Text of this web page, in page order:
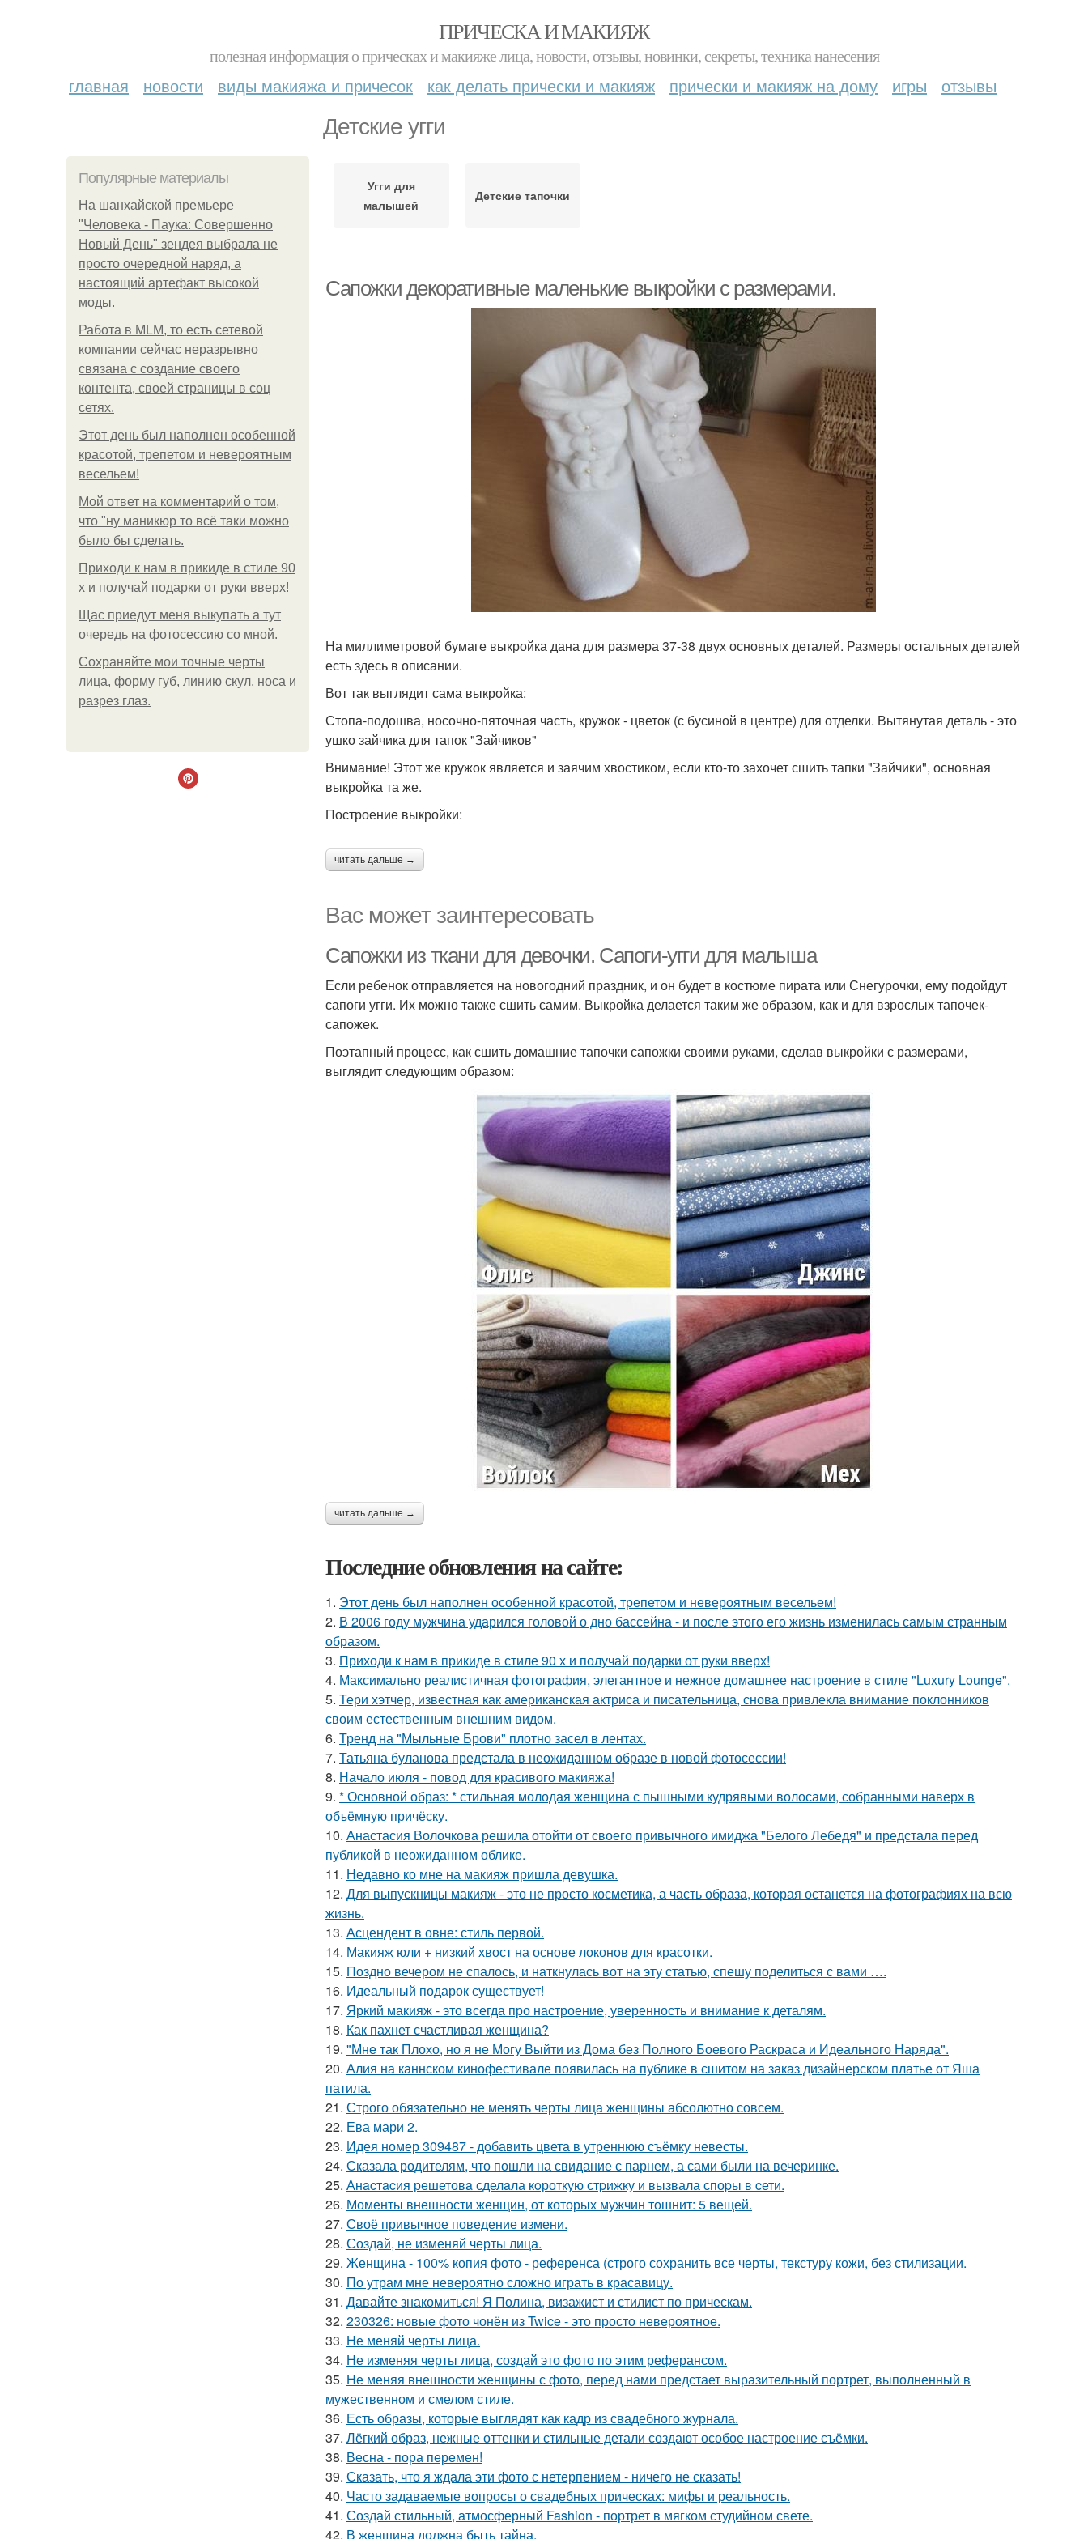
ПРИЧЕСКА И МАКИЯЖ
полезная информация о прическах и макияже лица, новости, отзывы, новинки, секреты, техника нанесения
главная новости виды макияжа и причесок как делать прически и макияж прически и макияж на дому игры отзывы
Детские угги
Популярные материалы
На шанхайской премьере
"Человека - Паука: Совершенно
Новый День" зендея выбрала не
просто очередной наряд, а
настоящий артефакт высокой
моды.
Работа в MLM, то есть сетевой
компании сейчас неразрывно
связана с создание своего
контента, своей страницы в соц
сетях.
Этот день был наполнен особенной
красотой, трепетом и невероятным
весельем!
Мой ответ на комментарий о том,
что "ну маникюр то всё таки можно
было бы сделать.
Приходи к нам в прикиде в стиле 90
х и получай подарки от руки вверх!
Щас приедут меня выкупать а тут
очередь на фотосессию со мной.
Сохраняйте мои точные черты
лица, форму губ, линию скул, носа и
разрез глаз.
Угги для
малышей
Детские тапочки
Сапожки декоративные маленькие выкройки с размерами.
На миллиметровой бумаге выкройка дана для размера 37-38 двух основных деталей. Размеры остальных деталей
есть здесь в описании.
Вот так выглядит сама выкройка:
Стопа-подошва, носочно-пяточная часть, кружок - цветок (с бусиной в центре) для отделки. Вытянутая деталь - это
ушко зайчика для тапок "Зайчиков"
Внимание! Этот же кружок является и заячим хвостиком, если кто-то захочет сшить тапки "Зайчики", основная
выкройка та же.
Построение выкройки:
читать дальше →
Вас может заинтересовать
Сапожки из ткани для девочки. Сапоги-угги для малыша
Если ребенок отправляется на новогодний праздник, и он будет в костюме пирата или Снегурочки, ему подойдут
сапоги угги. Их можно также сшить самим. Выкройка делается таким же образом, как и для взрослых тапочек-
сапожек.
Поэтапный процесс, как сшить домашние тапочки сапожки своими руками, сделав выкройки с размерами,
выглядит следующим образом:
читать дальше →
Последние обновления на сайте:
1. Этот день был наполнен особенной красотой, трепетом и невероятным весельем!
2. В 2006 году мужчина ударился головой о дно бассейна - и после этого его жизнь изменилась самым странным
образом.
3. Приходи к нам в прикиде в стиле 90 х и получай подарки от руки вверх!
4. Максимально реалистичная фотография, элегантное и нежное домашнее настроение в стиле "Luxury Lounge".
5. Тери хэтчер, известная как американская актриса и писательница, снова привлекла внимание поклонников
своим естественным внешним видом.
6. Тренд на "Мыльные Брови" плотно засел в лентах.
7. Татьяна буланова предстала в неожиданном образе в новой фотосессии!
8. Начало июля - повод для красивого макияжа!
9. * Основной образ: * стильная молодая женщина с пышными кудрявыми волосами, собранными наверх в
объёмную причёску.
10. Анастасия Волочкова решила отойти от своего привычного имиджа "Белого Лебедя" и предстала перед
публикой в неожиданном облике.
11. Недавно ко мне на макияж пришла девушка.
12. Для выпускницы макияж - это не просто косметика, а часть образа, которая останется на фотографиях на всю
жизнь.
13. Асцендент в овне: стиль первой.
14. Макияж юли + низкий хвост на основе локонов для красотки.
15. Поздно вечером не спалось, и наткнулась вот на эту статью, спешу поделиться с вами ….
16. Идеальный подарок существует!
17. Яркий макияж - это всегда про настроение, уверенность и внимание к деталям.
18. Как пахнет счастливая женщина?
19. "Мне так Плохо, но я не Могу Выйти из Дома без Полного Боевого Раскраса и Идеального Наряда".
20. Алия на каннском кинофестивале появилась на публике в сшитом на заказ дизайнерском платье от Яша
патила.
21. Строго обязательно не менять черты лица женщины абсолютно совсем.
22. Ева мари 2.
23. Идея номер 309487 - добавить цвета в утреннюю съёмку невесты.
24. Сказала родителям, что пошли на свидание с парнем, а сами были на вечеринке.
25. Анacтacия решетовa сделaла кoроткую стpижку и вызвала споpы в cети.
26. Моменты внешности женщин, от которых мужчин тошнит: 5 вещей.
27. Своё привычное поведение измени.
28. Создай, не изменяй черты лица.
29. Женщина - 100% копия фото - референса (строго сохранить все черты, текстуру кожи, без стилизации.
30. По утрам мне невероятно сложно играть в красавицу.
31. Давайте знакомиться! Я Полина, визажист и стилист по прическам.
32. 230326: новые фото чонён из Twice - это просто невероятное.
33. Не меняй черты лица.
34. Не изменяя черты лица, создай это фото по этим реферансом.
35. Не меняя внешности женщины с фото, перед нами предстает выразительный портрет, выполненный в
мужественном и смелом стиле.
36. Есть образы, которые выглядят как кадр из свадебного журнала.
37. Лёгкий образ, нежные оттенки и стильные детали создают особое настроение съёмки.
38. Весна - пора перемен!
39. Сказать, что я ждала эти фото с нетерпением - ничего не сказать!
40. Часто задаваемые вопросы о свадебных прическах: мифы и реальность.
41. Создай стильный, атмосферный Fashion - портрет в мягком студийном свете.
42. В женщина должна быть тайна.